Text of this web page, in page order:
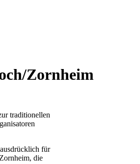
Zornheim
traditionellen
für
die